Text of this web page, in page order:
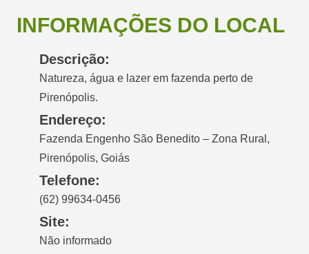
INFORMAÇÕES DO LOCAL
Descrição:
Natureza, água e lazer em fazenda perto de
Pirenópolis.
Endereço:
Fazenda Engenho São Benedito – Zona Rural,
Pirenópolis, Goiás
Telefone:
(62) 99634-0456
Site:
Não informado